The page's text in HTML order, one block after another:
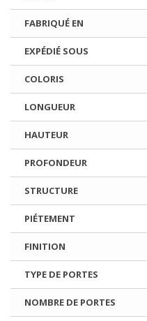
FABRIQUÉ EN
EXPÉDIÉ SOUS
COLORIS
LONGUEUR
HAUTEUR
PROFONDEUR
STRUCTURE
PIÉTEMENT
FINITION
TYPE DE PORTES
NOMBRE DE PORTES